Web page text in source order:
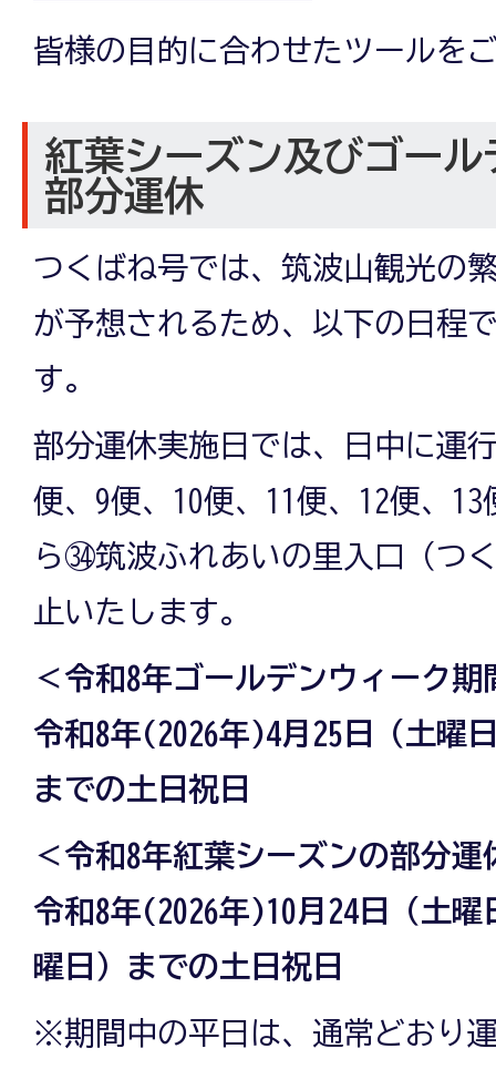
皆様の目的に合わせたツールを
紅葉シーズン及びゴー
部分運休
つくばね号では、筑波山観光の
が予想されるため、以下の日程
す。
部分運休実施日では、日中に運
便、9便、10便、11便、12便、
ら㉞筑波ふれあいの里入口（つ
止いたします。
＜令和8年ゴールデンウィーク期
令和8年(2026年)4月25日（土曜
までの土日祝日
＜令和8年紅葉シーズンの部分運
令和8年(2026年)10月24日（土曜
曜日）までの土日祝日
※期間中の平日は、通常どおり